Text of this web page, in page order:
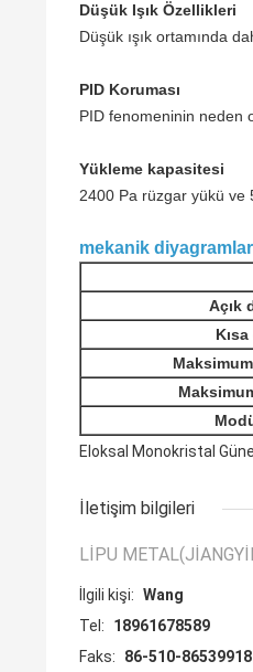
Düşük Işık Özellikleri
Düşük ışık ortamında
PID Koruması
PID fenomeninin neden
Yükleme kapasitesi
2400 Pa rüzgar yükü ve
mekanik diyagramlar
Açık
Eloksal Monokristal
İletişim bilgileri
LIPU
İlgili kişi: Wang
Tel:
18961678589
Faks:
86-510-86539918